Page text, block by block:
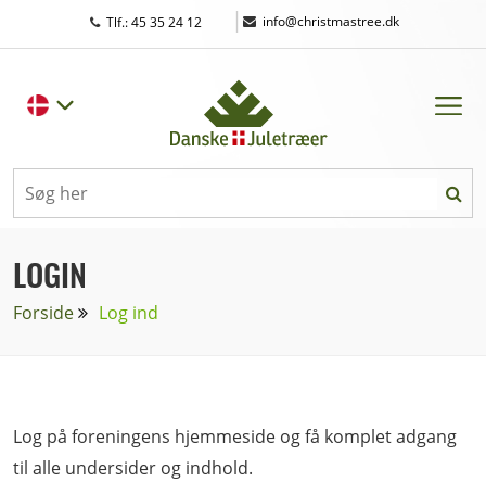
Tlf.: 45 35 24 12 | info@christmastree.dk
LOGIN
Forside Log ind
Log på foreningens hjemmeside og få komplet adgang
til alle undersider og indhold.